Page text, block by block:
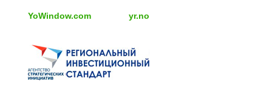
YoWindow.com yr.no